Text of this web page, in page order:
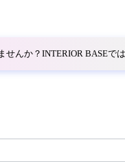
ード
せんか？INTERIOR BASEで